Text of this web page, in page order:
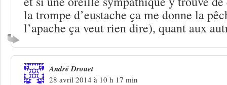
la trompe d’eustache ça me donne la
l’apache ça veut rien dire), quant aux
André Drouet
28 avril 2014 à 10 h 17 min